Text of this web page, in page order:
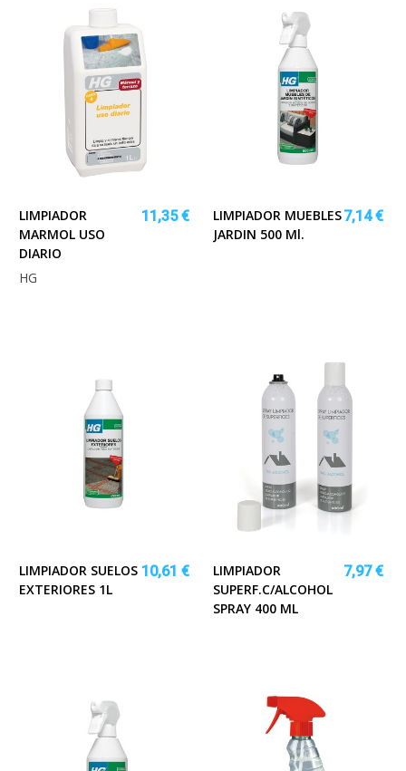
LIMPIADOR
MARMOL USO
DIARIO
11,35 €
HG
LIMPIADOR MUEBLES
JARDIN 500 Ml.
7,14 €
LIMPIADOR SUELOS
EXTERIORES 1L
10,61 €
LIMPIADOR
SUPERF.C/ALCOHOL
SPRAY 400 ML
7,97 €